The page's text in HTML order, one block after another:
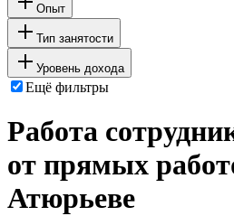
Опыт
Тип занятости
Уровень дохода
Ещё фильтры
Работа
от прямых
Атюрьеве